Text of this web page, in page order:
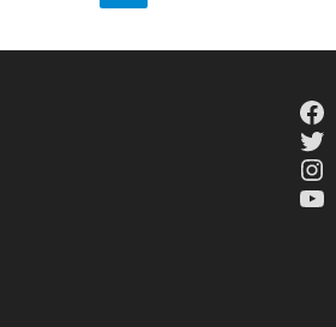
Facebook
Twitter
Instagram
YouTube